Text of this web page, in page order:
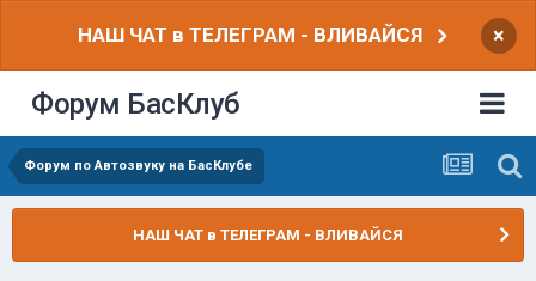
НАШ ЧАТ в ТЕЛЕГРАМ - ВЛИВАЙСЯ ×
Форум БасКлуб
Форум по Автозвуку на БасКлубе
НАШ ЧАТ в ТЕЛЕГРАМ - ВЛИВАЙСЯ